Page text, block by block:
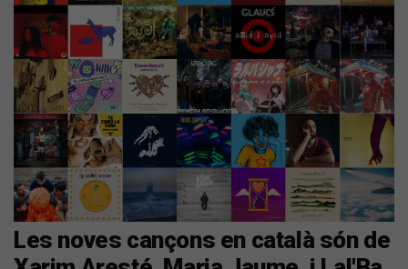
Les noves cançons en català són de